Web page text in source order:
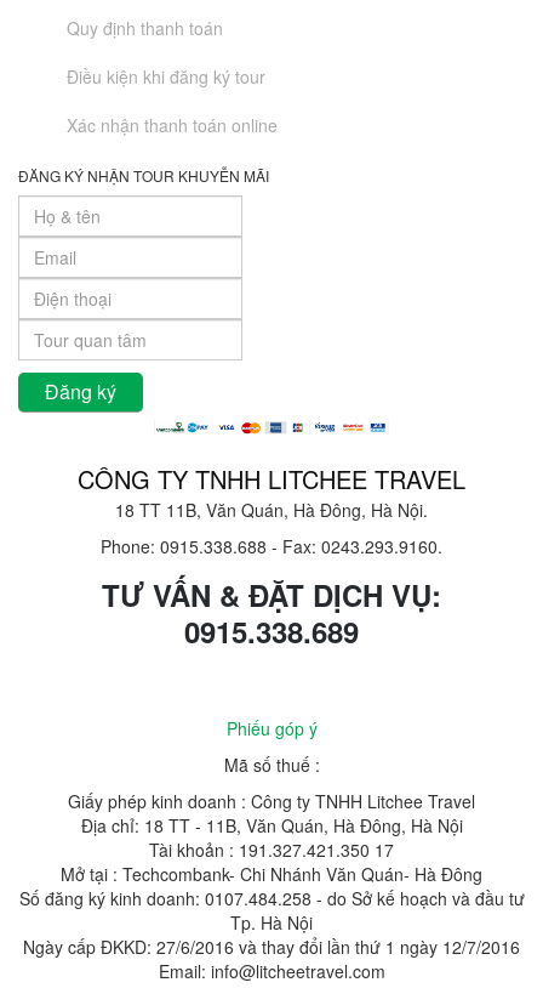
Quy định thanh toán
Điều kiện khi đăng ký tour
Xác nhận thanh toán online
ĐĂNG KÝ NHẬN TOUR KHUYỄN MÃI
CÔNG TY TNHH LITCHEE TRAVEL
18 TT 11B, Văn Quán, Hà Đông, Hà Nội.
Phone: 0915.338.688 - Fax: 0243.293.9160.
TƯ VẤN & ĐẶT DỊCH VỤ:
0915.338.689
Phiếu góp ý
Mã số thuế :
Giấy phép kinh doanh : Công ty TNHH Litchee Travel
Địa chỉ: 18 TT - 11B, Văn Quán, Hà Đông, Hà Nội
Tài khoản : 191.327.421.350 17
Mở tại : Techcombank- Chi Nhánh Văn Quán- Hà Đông
Số đăng ký kinh doanh: 0107.484.258 - do Sở kế hoạch và đầu tư
Tp. Hà Nội
Ngày cấp ĐKKD: 27/6/2016 và thay đổi lần thứ 1 ngày 12/7/2016
Email: info@litcheetravel.com